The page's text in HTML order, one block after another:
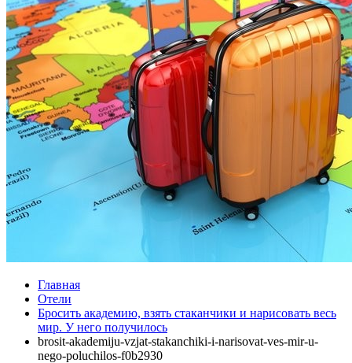
Главная
Отели
Бросить академию, взять стаканчики и нарисовать весь
мир. У него получилось
brosit-akademiju-vzjat-stakanchiki-i-narisovat-ves-mir-u-
nego-poluchilos-f0b2930